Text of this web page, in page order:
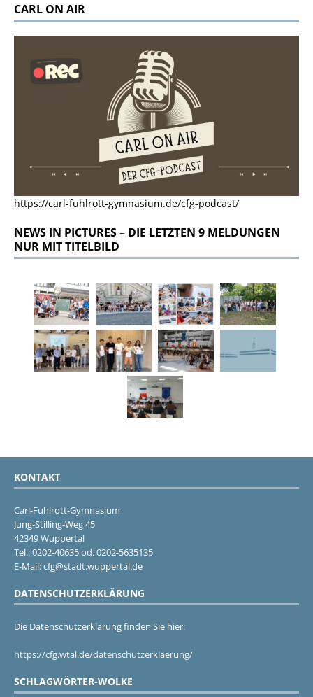
CARL ON AIR
https://carl-fuhlrott-gymnasium.de/cfg-podcast/
NEWS IN PICTURES – DIE LETZTEN 9 MELDUNGEN
NUR MIT TITELBILD
KONTAKT
Carl-Fuhlrott-Gymnasium
Jung-Stilling-Weg 45
42349 Wuppertal
Tel.: 0202-40635 od. 0202-5635135
E-Mail: cfg@stadt.wuppertal.de
DATENSCHUTZERKLÄRUNG
Die Datenschutzerklärung finden Sie hier:
https://cfg.wtal.de/datenschutzerklaerung/
SCHLAGWÖRTER-WOLKE